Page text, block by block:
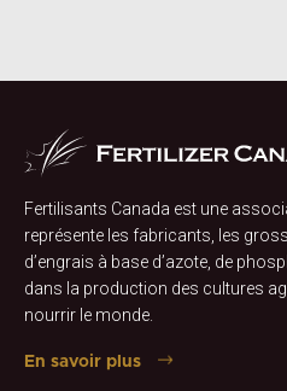
Fertilisants Canada est une
représente les fabricants, les
d’engrais à base d’azote, de
dans la production des cultures
nourrir le monde.
En savoir plus